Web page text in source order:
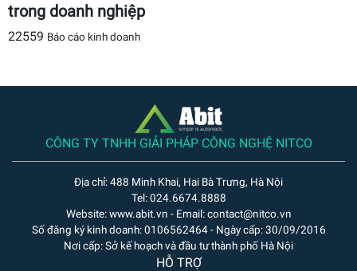
trong doanh nghiệp
22559 Báo cáo kinh doanh
CÔNG TY TNHH GIẢI PHÁP CÔNG NGHỆ NITCO
Địa chỉ: 488 Minh Khai, Hai Bà Trưng, Hà Nội
Tel: 024.6674.8888
Website: www.abit.vn - Email: contact@nitco.vn
Số đăng ký kinh doanh: 0106562464 - Ngày cấp: 30/09/2016
Nơi cấp: Sở kế hoạch và đầu tư thành phố Hà Nội
HỖ TRỢ